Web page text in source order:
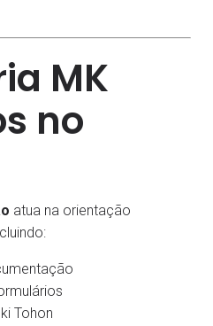
MK
no
atua na orientação
Tohon